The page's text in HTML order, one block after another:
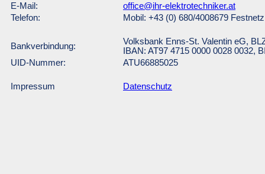
E-Mail:
office@ihr-elektrotechniker.at
Telefon:
Mobil: +43 (0) 680/4008679
Bankverbindung:
Volksbank Enns-St. Valentin eG,
IBAN: AT97 4715 0000 0028 0032,
UID-Nummer:
ATU66885025
Impressum Datenschutz